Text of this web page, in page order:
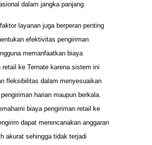
dalam jangka panjang.
layanan juga berperan penting
efektivitas pengiriman.
memanfaatkan biaya
retail ke Ternate karena sistem ini
fleksibilitas dalam menyesuaikan
harian maupun berkala.
biaya pengiriman retail ke
dapat merencanakan anggaran
akurat sehingga tidak terjadi